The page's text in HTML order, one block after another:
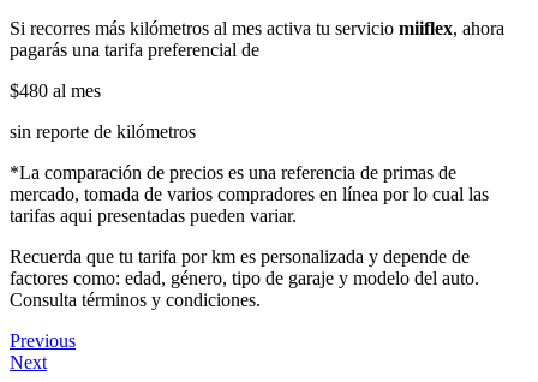
Si recorres más kilómetros al mes activa tu servicio miiflex, ahora
pagarás una tarifa preferencial de
$480 al mes
sin reporte de kilómetros
*La comparación de precios es una referencia de primas de
mercado, tomada de varios compradores en línea por lo cual las
tarifas aqui presentadas pueden variar.
Recuerda que tu tarifa por km es personalizada y depende de
factores como: edad, género, tipo de garaje y modelo del auto.
Consulta términos y condiciones.
Previous
Next